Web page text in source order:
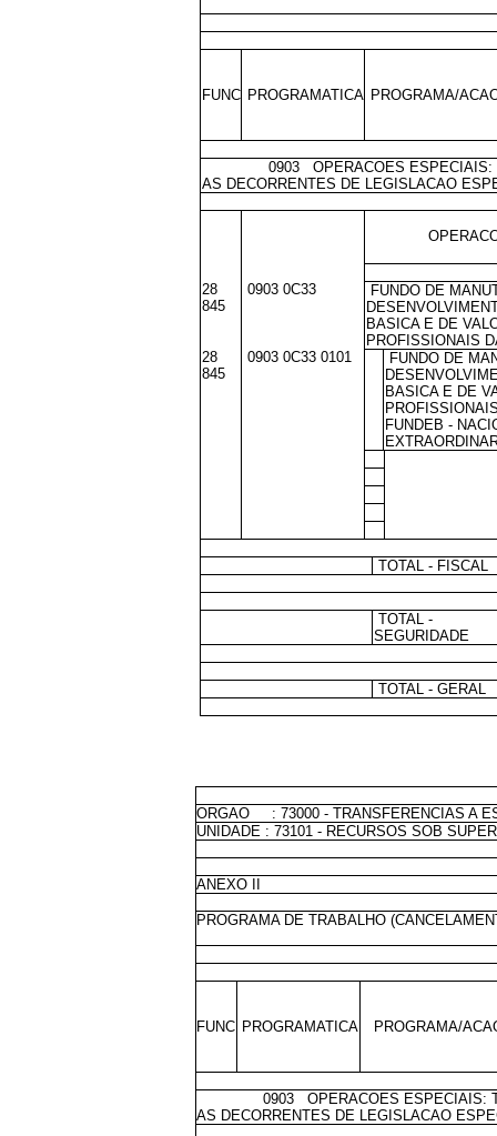
FUNC PROGRAMATICA PROGRAMA/
0903 OPERACOES ESPECIAIS:
AS DECORRENTES DE LEGISLACAO
28
845
0903 0C33
FUNDO DE
BASICA E DE
PROFISSIONAIS
28
845
0903 0C33 0101
FUNDO DE
BASICA E DE
FUNDEB -
TOTAL - FISCAL
TOTAL -
SEGURIDADE
TOTAL - GERAL
ORGAO : 73000 - TRANSFERENCIAS A
UNIDADE : 73101 - RECURSOS SOB
ANEXO II
PROGRAMA DE TRABALHO
FUNC PROGRAMATICA PROGRAMA/
0903 OPERACOES ESPECIAIS:
AS DECORRENTES DE LEGISLACAO